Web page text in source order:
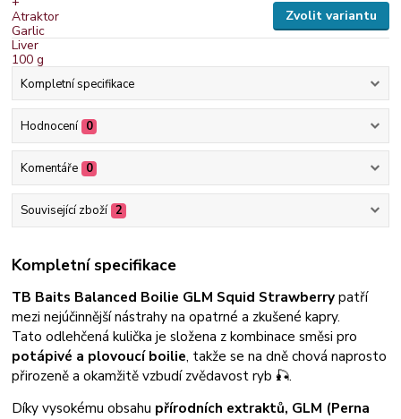
Zvolit variantu
Kompletní specifikace
Hodnocení 0
Komentáře 0
Související zboží 2
Kompletní specifikace
TB Baits Balanced Boilie GLM Squid Strawberrypatří
mezi nejúčinnější nástrahy na opatrné a zkušené kapry.
Tato odlehčená kulička je složena z kombinace směsi pro
potápivé a plovoucí boilie, takže se na dně chová naprosto
přirozeně a okamžitě vzbudí zvědavost ryb 🎣.
Díky vysokému obsahu přírodních extraktů, GLM (Perna